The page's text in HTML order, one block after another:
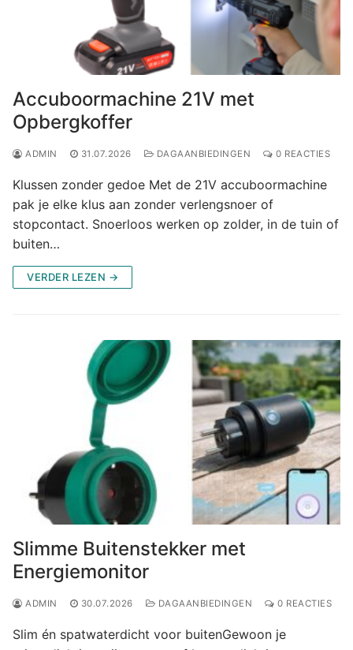
Accuboormachine 21V met
Opbergkoffer
ADMIN 31.07.2026 DAGAANBIEDINGEN 0 REACTIES
Klussen zonder gedoe Met de 21V accuboormachine
pak je elke klus aan zonder verlengsnoer of
stopcontact. Snoerloos werken op zolder, in de tuin of
buiten…
VERDER LEZEN →
Slimme Buitenstekker met
Energiemonitor
ADMIN 30.07.2026 DAGAANBIEDINGEN 0 REACTIES
Slim én spatwaterdicht voor buitenGewoon je